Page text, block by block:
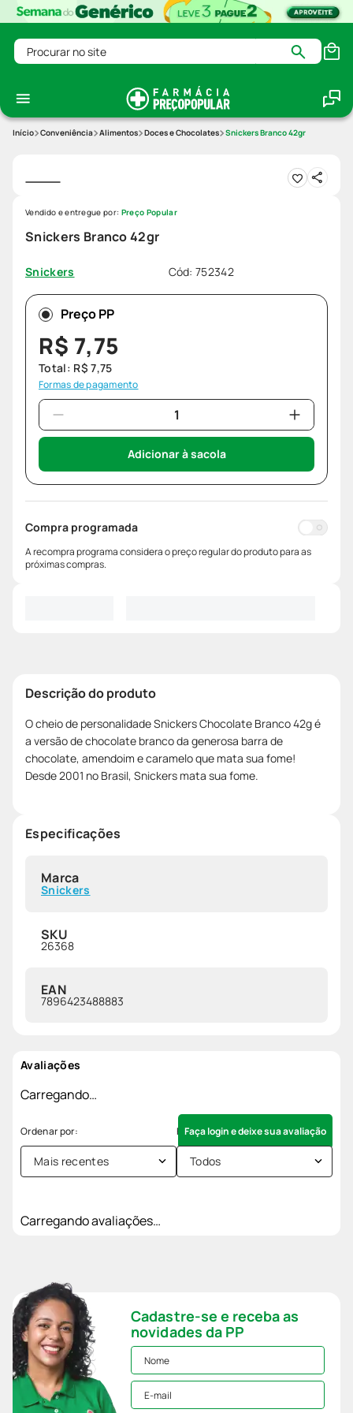
Procurar no site
Conveniência Alimentos Doces e Chocolates Snickers Branco 42gr
Snickers Branco 42gr
Snickers Cód:752342
Vendido e entregue por: Preço Popular
Preço PP
R$ 7,75
Total: R$ 7,75
Formas de pagamento
Adicionar à sacola
Compra programada
A recompra programa considera o preço regular do produto para as
próximas compras.
Descrição do produto
O cheio de personalidade Snickers Chocolate Branco 42g é
a versão de chocolate branco da generosa barra de
chocolate, amendoim e caramelo que mata sua fome!
Desde 2001 no Brasil, Snickers mata sua fome.
Especificações
Marca
Snickers
SKU
26368
EAN
7896423488883
Avaliações
Carregando…
Faça login e deixe sua avaliação
Mais recentes Todos
Carregando avaliações…
Cadastre-se e receba as
novidades da PP